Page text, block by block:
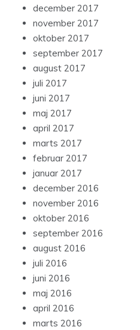
december 2017
november 2017
oktober 2017
september 2017
august 2017
juli 2017
juni 2017
maj 2017
april 2017
marts 2017
februar 2017
januar 2017
december 2016
november 2016
oktober 2016
september 2016
august 2016
juli 2016
juni 2016
maj 2016
april 2016
marts 2016